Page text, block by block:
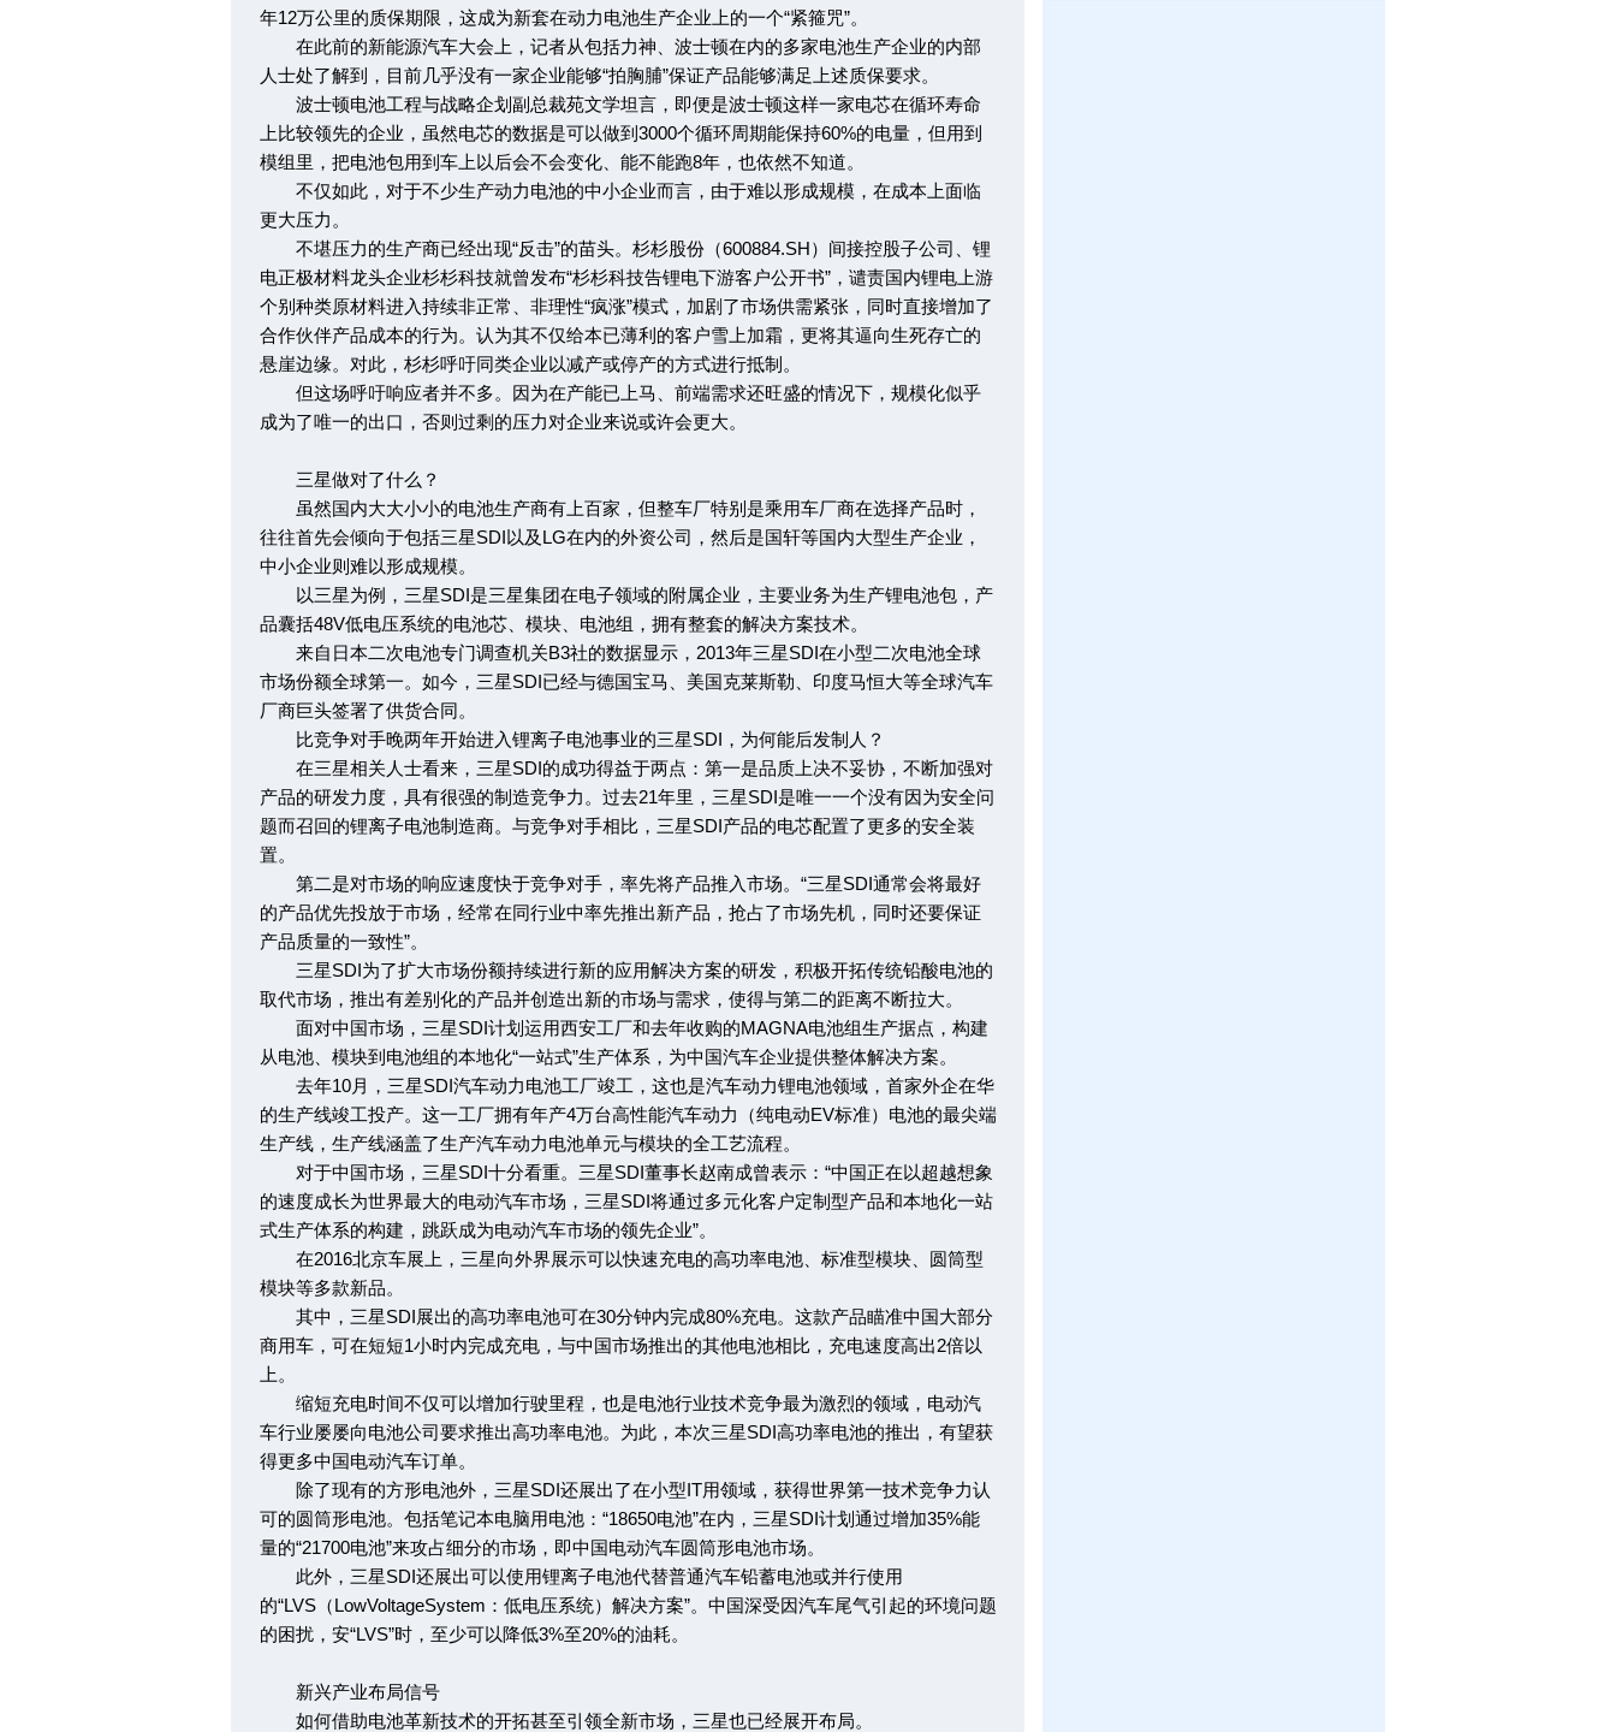
年12万公里的质保期限，这成为新套在动力电池生产企业上的一个“紧箍咒”。
在此前的新能源汽车大会上，记者从包括力神、波士顿在内的多家电池生产企业的内部
人士处了解到，目前几乎没有一家企业能够“拍胸脯”保证产品能够满足上述质保要求。
波士顿电池工程与战略企划副总裁苑文学坦言，即便是波士顿这样一家电芯在循环寿命
上比较领先的企业，虽然电芯的数据是可以做到3000个循环周期能保持60%的电量，但用到
模组里，把电池包用到车上以后会不会变化、能不能跑8年，也依然不知道。
不仅如此，对于不少生产动力电池的中小企业而言，由于难以形成规模，在成本上面临
更大压力。
不堪压力的生产商已经出现“反击”的苗头。杉杉股份（600884.SH）间接控股子公司、锂
电正极材料龙头企业杉杉科技就曾发布“杉杉科技告锂电下游客户公开书”，谴责国内锂电上游
个别种类原材料进入持续非正常、非理性“疯涨”模式，加剧了市场供需紧张，同时直接增加了
合作伙伴产品成本的行为。认为其不仅给本已薄利的客户雪上加霜，更将其逼向生死存亡的
悬崖边缘。对此，杉杉呼吁同类企业以减产或停产的方式进行抵制。
但这场呼吁响应者并不多。因为在产能已上马、前端需求还旺盛的情况下，规模化似乎
成为了唯一的出口，否则过剩的压力对企业来说或许会更大。
三星做对了什么？
虽然国内大大小小的电池生产商有上百家，但整车厂特别是乘用车厂商在选择产品时，
往往首先会倾向于包括三星SDI以及LG在内的外资公司，然后是国轩等国内大型生产企业，
中小企业则难以形成规模。
以三星为例，三星SDI是三星集团在电子领域的附属企业，主要业务为生产锂电池包，产
品囊括48V低电压系统的电池芯、模块、电池组，拥有整套的解决方案技术。
来自日本二次电池专门调查机关B3社的数据显示，2013年三星SDI在小型二次电池全球
市场份额全球第一。如今，三星SDI已经与德国宝马、美国克莱斯勒、印度马恒大等全球汽车
厂商巨头签署了供货合同。
比竞争对手晚两年开始进入锂离子电池事业的三星SDI，为何能后发制人？
在三星相关人士看来，三星SDI的成功得益于两点：第一是品质上决不妥协，不断加强对
产品的研发力度，具有很强的制造竞争力。过去21年里，三星SDI是唯一一个没有因为安全问
题而召回的锂离子电池制造商。与竞争对手相比，三星SDI产品的电芯配置了更多的安全装
置。
第二是对市场的响应速度快于竞争对手，率先将产品推入市场。“三星SDI通常会将最好
的产品优先投放于市场，经常在同行业中率先推出新产品，抢占了市场先机，同时还要保证
产品质量的一致性”。
三星SDI为了扩大市场份额持续进行新的应用解决方案的研发，积极开拓传统铅酸电池的
取代市场，推出有差别化的产品并创造出新的市场与需求，使得与第二的距离不断拉大。
面对中国市场，三星SDI计划运用西安工厂和去年收购的MAGNA电池组生产据点，构建
从电池、模块到电池组的本地化“一站式”生产体系，为中国汽车企业提供整体解决方案。
去年10月，三星SDI汽车动力电池工厂竣工，这也是汽车动力锂电池领域，首家外企在华
的生产线竣工投产。这一工厂拥有年产4万台高性能汽车动力（纯电动EV标准）电池的最尖端
生产线，生产线涵盖了生产汽车动力电池单元与模块的全工艺流程。
对于中国市场，三星SDI十分看重。三星SDI董事长赵南成曾表示：“中国正在以超越想象
的速度成长为世界最大的电动汽车市场，三星SDI将通过多元化客户定制型产品和本地化一站
式生产体系的构建，跳跃成为电动汽车市场的领先企业”。
在2016北京车展上，三星向外界展示可以快速充电的高功率电池、标准型模块、圆筒型
模块等多款新品。
其中，三星SDI展出的高功率电池可在30分钟内完成80%充电。这款产品瞄准中国大部分
商用车，可在短短1小时内完成充电，与中国市场推出的其他电池相比，充电速度高出2倍以
上。
缩短充电时间不仅可以增加行驶里程，也是电池行业技术竞争最为激烈的领域，电动汽
车行业屡屡向电池公司要求推出高功率电池。为此，本次三星SDI高功率电池的推出，有望获
得更多中国电动汽车订单。
除了现有的方形电池外，三星SDI还展出了在小型IT用领域，获得世界第一技术竞争力认
可的圆筒形电池。包括笔记本电脑用电池：“18650电池”在内，三星SDI计划通过增加35%能
量的“21700电池”来攻占细分的市场，即中国电动汽车圆筒形电池市场。
此外，三星SDI还展出可以使用锂离子电池代替普通汽车铅蓄电池或并行使用
的“LVS（LowVoltageSystem：低电压系统）解决方案”。中国深受因汽车尾气引起的环境问题
的困扰，安“LVS”时，至少可以降低3%至20%的油耗。
新兴产业布局信号
如何借助电池革新技术的开拓甚至引领全新市场，三星也已经展开布局。